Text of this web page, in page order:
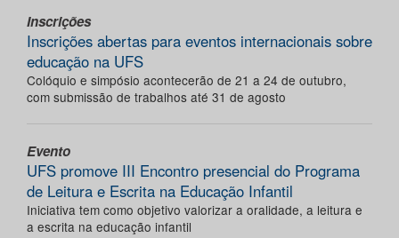
Inscrições
Inscrições abertas para eventos internacionais sobre
educação na UFS
Colóquio e simpósio acontecerão de 21 a 24 de outubro,
com submissão de trabalhos até 31 de agosto
Evento
UFS promove III Encontro presencial do Programa
de Leitura e Escrita na Educação Infantil
Iniciativa tem como objetivo valorizar a oralidade, a leitura e
a escrita na educação infantil